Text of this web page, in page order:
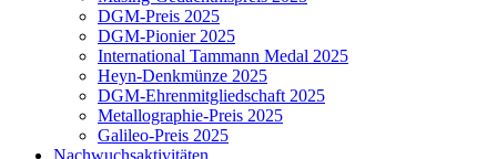
DGM-Preis 2025
DGM-Pionier 2025
International Tammann Medal 2025
Heyn-Denkmünze 2025
DGM-Ehrenmitgliedschaft 2025
Metallographie-Preis 2025
Galileo-Preis 2025
Nachwuchsaktivitäten